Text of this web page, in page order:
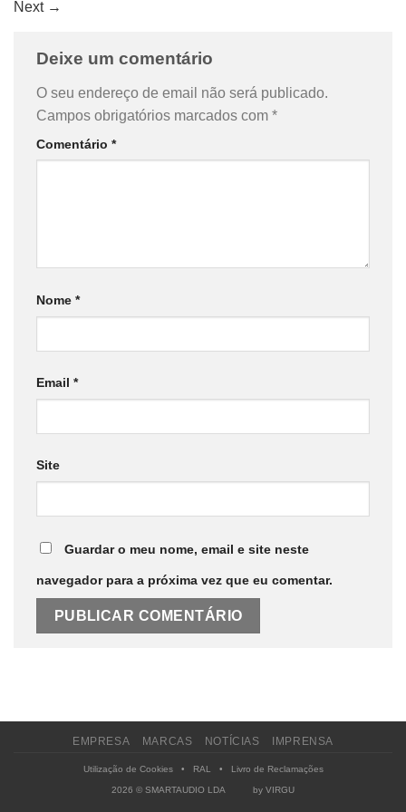
Next →
Deixe um comentário
O seu endereço de email não será publicado.
Campos obrigatórios marcados com *
Comentário *
Nome *
Email *
Site
Guardar o meu nome, email e site neste
navegador para a próxima vez que eu comentar.
EMPRESA MARCAS NOTÍCIAS IMPRENSA
Utilização de Cookies• RAL • Livro de Reclamações
2026 © SMARTAUDIO LDA by VIRGU